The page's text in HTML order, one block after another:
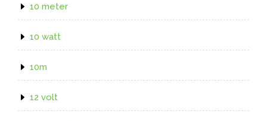
10 meter
10 watt
10m
12 volt